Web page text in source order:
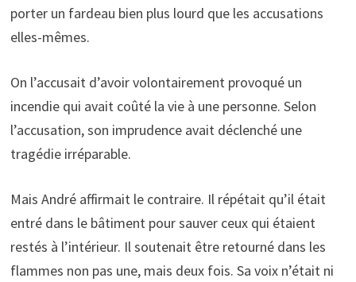
porter un fardeau bien plus lourd que les accusations
elles-mêmes.
On l’accusait d’avoir volontairement provoqué un
incendie qui avait coûté la vie à une personne. Selon
l’accusation, son imprudence avait déclenché une
tragédie irréparable.
Mais André affirmait le contraire. Il répétait qu’il était
entré dans le bâtiment pour sauver ceux qui étaient
restés à l’intérieur. Il soutenait être retourné dans les
flammes non pas une, mais deux fois. Sa voix n’était ni